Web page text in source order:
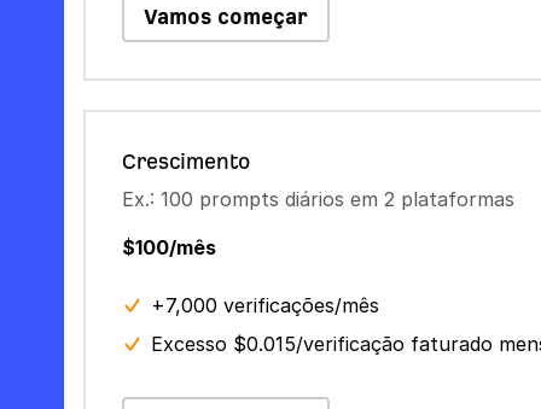
Vamos começar
Crescimento
Ex.: 100 prompts diários em 2 plataformas
$100/mês
+7,000 verificações/mês
Excesso $0.015/verificação faturado